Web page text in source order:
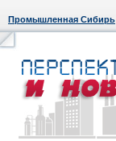
Промышленная Сибирь